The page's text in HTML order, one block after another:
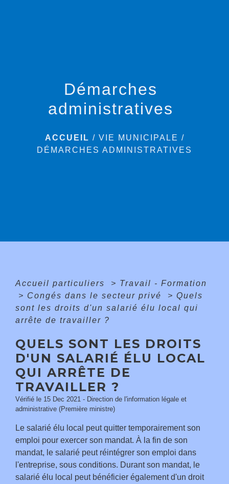
Démarches
administratives
ACCUEIL / VIE MUNICIPALE /
DÉMARCHES ADMINISTRATIVES
Accueil particuliers > Travail - Formation
> Congés dans le secteur privé > Quels
sont les droits d'un salarié élu local qui
arrête de travailler ?
QUELS SONT LES DROITS
D'UN SALARIÉ ÉLU LOCAL
QUI ARRÊTE DE
TRAVAILLER ?
Vérifié le 15 Dec 2021 - Direction de l'information légale et
administrative (Première ministre)
Le salarié élu local peut quitter temporairement son
emploi pour exercer son mandat. À la fin de son
mandat, le salarié peut réintégrer son emploi dans
l'entreprise, sous conditions. Durant son mandat, le
salarié élu local peut bénéficier également d'un droit